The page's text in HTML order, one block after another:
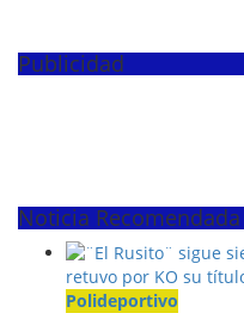
Publicidad
Noticia Recomendada
Polideportivo